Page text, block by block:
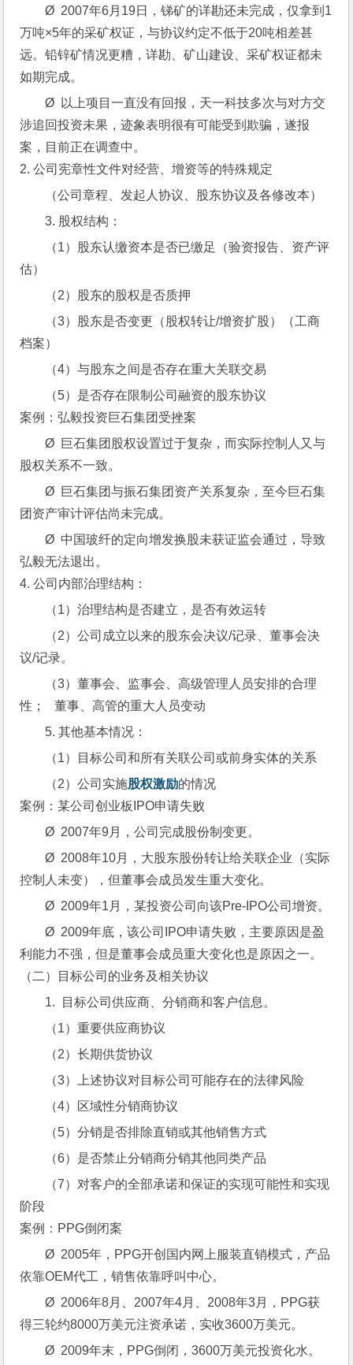
Ø  2007年6月19日，锑矿的详勘还未完成，仅拿到1
万吨×5年的采矿权证，与协议约定不低于20吨相差甚
远。铅锌矿情况更糟，详勘、矿山建设、采矿权证都未
如期完成。
Ø  以上项目一直没有回报，天一科技多次与对方交
涉追回投资未果，迹象表明很有可能受到欺骗，遂报
案，目前正在调查中。
2. 公司宪章性文件对经营、增资等的特殊规定
（公司章程、发起人协议、股东协议及各修改本）
3. 股权结构：
（1）股东认缴资本是否已缴足（验资报告、资产评
估）
（2）股东的股权是否质押
（3）股东是否变更（股权转让/增资扩股）（工商
档案）
（4）与股东之间是否存在重大关联交易
（5）是否存在限制公司融资的股东协议
案例：弘毅投资巨石集团受挫案
Ø  巨石集团股权设置过于复杂，而实际控制人又与
股权关系不一致。
Ø  巨石集团与振石集团资产关系复杂，至今巨石集
团资产审计评估尚未完成。
Ø  中国玻纤的定向增发换股未获证监会通过，导致
弘毅无法退出。
4. 公司内部治理结构：
（1）治理结构是否建立，是否有效运转
（2）公司成立以来的股东会决议/记录、董事会决
议/记录。
（3）董事会、监事会、高级管理人员安排的合理
性；   董事、高管的重大人员变动
5. 其他基本情况：
（1）目标公司和所有关联公司或前身实体的关系
（2）公司实施股权激励的情况
案例：某公司创业板IPO申请失败
Ø  2007年9月，公司完成股份制变更。
Ø  2008年10月，大股东股份转让给关联企业（实际
控制人未变），但董事会成员发生重大变化。
Ø  2009年1月，某投资公司向该Pre-IPO公司增资。
Ø  2009年底，该公司IPO申请失败，主要原因是盈
利能力不强，但是董事会成员重大变化也是原因之一。
（二）目标公司的业务及相关协议
1.  目标公司供应商、分销商和客户信息。
（1）重要供应商协议
（2）长期供货协议
（3）上述协议对目标公司可能存在的法律风险
（4）区域性分销商协议
（5）分销是否排除直销或其他销售方式
（6）是否禁止分销商分销其他同类产品
（7）对客户的全部承诺和保证的实现可能性和实现
阶段
案例：PPG倒闭案
Ø  2005年，PPG开创国内网上服装直销模式，产品
依靠OEM代工，销售依靠呼叫中心。
Ø  2006年8月、2007年4月、2008年3月，PPG获
得三轮约8000万美元注资承诺，实收3600万美元。
Ø  2009年末，PPG倒闭，3600万美元投资化水。